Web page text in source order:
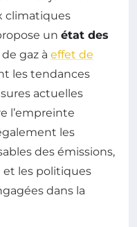
climatiques
un état des
gaz à effet de
les tendances
actuelles
l’empreinte
les
des émissions,
et les politiques
dans la